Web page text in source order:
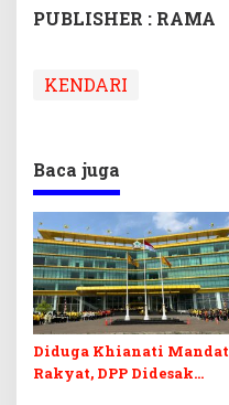
PUBLISHER : RAMA
KENDARI
Baca juga
Diduga Khianati Mandat
Rakyat, DPP Didesak